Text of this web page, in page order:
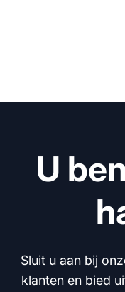
U
Sluit u aan bij
klanten en bied